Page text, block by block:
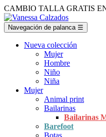
CAMBIO TALLA GRATIS
Navegación de palanca ☰
Nueva colección
Mujer
Hombre
Niño
Niña
Mujer
Animal print
Bailarinas
Bailarinas
Barefoot
Botas